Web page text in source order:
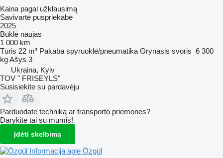
Kaina pagal užklausimą
Savivartė puspriekabė
2025
Būklė naujas
1 000 km
Tūris 22 m³ Pakaba spyruoklė/pneumatika Grynasis svoris 6 300
kgAšys 3
Ukraina, Kyiv
TOV " FRISEYLS"
Susisiekite su pardavėju
Parduodate techniką ar transporto priemones?
Darykite tai su mumis!
Įdėti skelbimą
Informacija apie Özgül